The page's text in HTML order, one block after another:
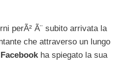
perÃ² Ã¨ subito arrivata la
che attraverso un lungo
Facebookha spiegato la sua